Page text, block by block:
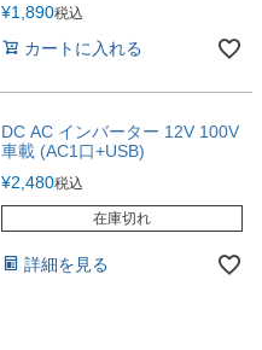
¥1,890税込
カートに入れる
DC AC インバーター 12V 100V
車載 (AC1口+USB)
¥2,480税込
在庫切れ
詳細を見る